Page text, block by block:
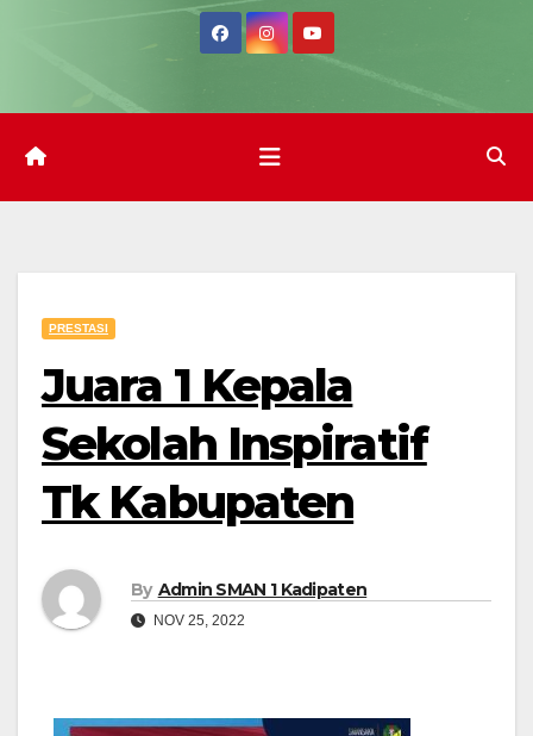
PRESTASI
Juara 1 Kepala
Sekolah Inspiratif
Tk Kabupaten
By Admin SMAN 1 Kadipaten
NOV 25, 2022